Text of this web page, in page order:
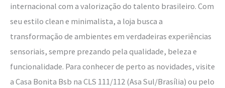
internacional com a valorização do talento brasileiro. Com
seu estilo clean e minimalista, a loja busca a
transformação de ambientes em verdadeiras experiências
sensoriais, sempre prezando pela qualidade, beleza e
funcionalidade. Para conhecer de perto as novidades, visite
a Casa Bonita Bsb na CLS 111/112 (Asa Sul/Brasília) ou pelo